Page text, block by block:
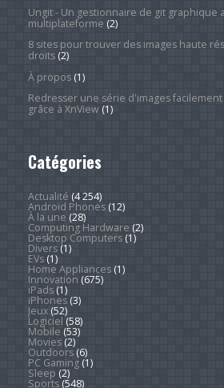
Ungit - Un gestionnaire de git graphique
multiplateforme (2)
8 sites pour trouver des images haute
droits(2)
À propos(1)
Redresser une série d'images
grâce à XnView(1)
Catégories
Actualité (4 254)
Android Phones(12)
À la une (28)
Computing Hardware (2)
Desktop Computers(1)
Divers(1)
EVs(1)
Home Appliances(1)
Innovation (675)
iPads(1)
iPhones(3)
Jeux(52)
Logiciel (58)
Mobile (53)
Movies(2)
Outdoors(6)
PC Gaming(1)
Sleep (2)
Sports(548)